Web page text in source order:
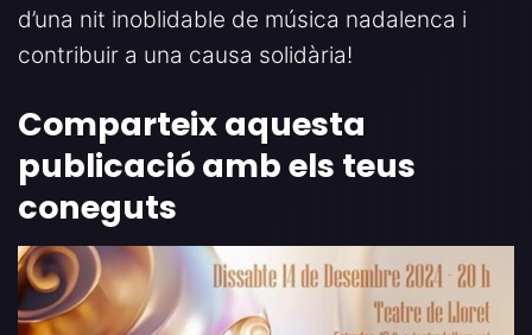
d’una nit inoblidable de música nadalenca i
contribuir a una causa solidària!
Comparteix aquesta
publicació amb els teus
coneguts